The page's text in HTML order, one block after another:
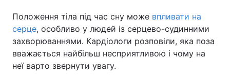
Головна Війна
Україна Політика
Економіка
Положення тіла під час сну може впливати на
серце, особливо у людей із серцево-судинними
захворюваннями. Кардіологи розповіли, яка поза
вважається найбільш несприятливою і чому на
неї варто звернути увагу.